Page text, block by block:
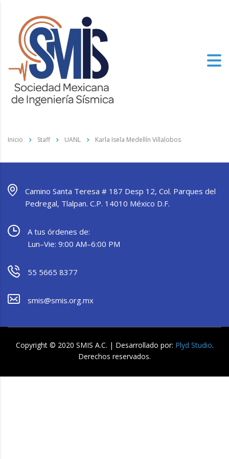
Inicio Staff UANL Karla Isela Medellín Villalobos
Camino Santa Teresa # 187 Desp 12, Col. Parques del
Pedregal, Tlalpan. C.P. 14010 México D.F.
A tus órdenes de:
Lun–Vie: 9:00 AM–6:00 PM
55 5665 8377
smis@smis.org.mx
Copyright © 2020 SMIS A.C. | Desarrollado por: Plyd Studio.
Derechos reservados.